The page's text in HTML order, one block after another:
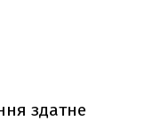
здатне